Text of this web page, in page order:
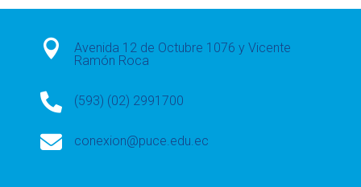

Avenida 12 de Octubre 1076 y Vicente
Ramón Roca
 (593) (02) 2991700
 conexion@puce.edu.ec